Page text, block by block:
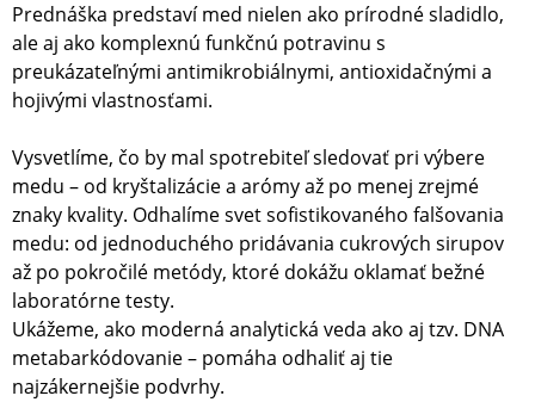
Prednáška predstaví med nielen ako prírodné sladidlo,
ale aj ako komplexnú funkčnú potravinu s
preukázateľnými antimikrobiálnymi, antioxidačnými a
hojivými vlastnosťami.
Vysvetlíme, čo by mal spotrebiteľ sledovať pri výbere
medu – od kryštalizácie a arómy až po menej zrejmé
znaky kvality. Odhalíme svet sofistikovaného falšovania
medu: od jednoduchého pridávania cukrových sirupov
až po pokročilé metódy, ktoré dokážu oklamať bežné
laboratórne testy.
Ukážeme, ako moderná analytická veda ako aj tzv. DNA
metabarkódovanie – pomáha odhaliť aj tie
najzákernejšie podvrhy.